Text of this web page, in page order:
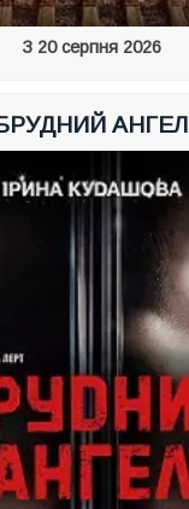
З 20 серпня 2026
АНГЕЛ